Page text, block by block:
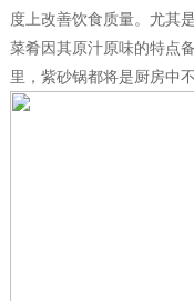
度上改善饮食质量。尤其
菜肴因其原汁原味的特点
里，紫砂锅都将是厨房中